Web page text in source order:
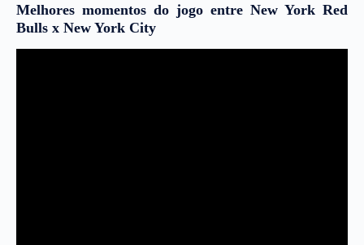
Melhores momentos do jogo entre New York Red
Bulls x New York City